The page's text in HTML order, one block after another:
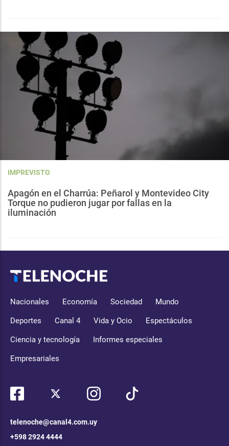
IMPREVISTO
Apagón en el Charrúa: Peñarol y Montevideo City
Torque no pudieron jugar por fallas en la
iluminación
Nacionales Economía Sociedad Mundo
Deportes Canal 4 Vida y Ocio Espectáculos
Ciencia y tecnología Informes especiales
Empresariales
telenoche@canal4.com.uy
+598 2924 4444